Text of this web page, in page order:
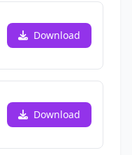
Download
Download